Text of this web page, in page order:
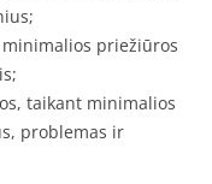
priežiūros
taikant minimalios
problemas ir